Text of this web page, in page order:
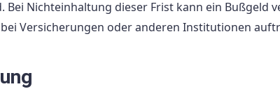
Bei Nichteinhaltung dieser Frist kann ein Bußgeld
Versicherungen oder anderen Institutionen